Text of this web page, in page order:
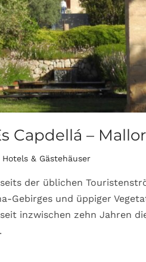
Capdellá –
Hotels & Gästehäuser
der üblichen
Gebirges und üppiger
inzwischen zehn Jahren